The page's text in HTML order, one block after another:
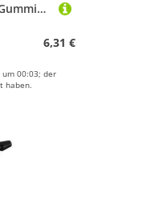
Bebykilemi Harpunen-Gummiband, Naturlatexschlauch, 74 cm, stark, belastbar, elastisches Band zum Meeresangeln, Eisfischen, Speerfischen, Ausrüstung, 5 x 10 mm (orange)
6,31 €
00:03; der
haben.